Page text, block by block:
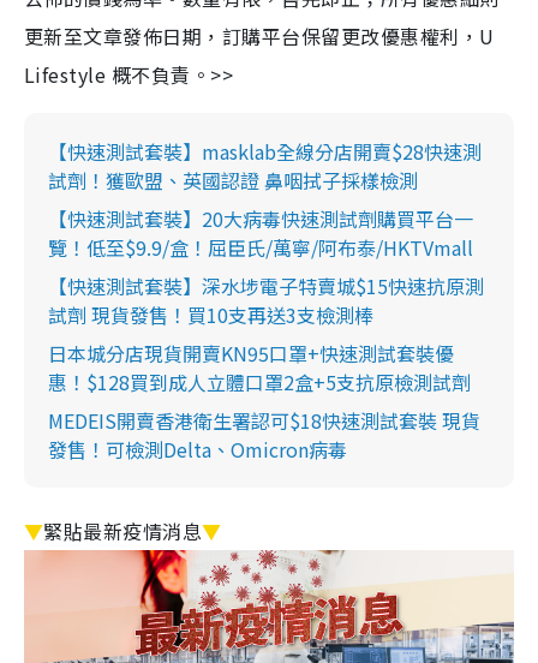
更新至文章發佈日期，訂購平台保留更改優惠權利，U
Lifestyle 概不負責。>>
【快速測試套裝】masklab全線分店開賣$28快速測
試劑！獲歐盟、英國認證 鼻咽拭子採樣檢測
【快速測試套裝】20大病毒快速測試劑購買平台一
覽！低至$9.9/盒！屈臣氏/萬寧/阿布泰/HKTVmall
【快速測試套裝】深水埗電子特賣城$15快速抗原測
試劑 現貨發售！買10支再送3支檢測棒
日本城分店現貨開賣KN95口罩+快速測試套裝優
惠！$128買到成人立體口罩2盒+5支抗原檢測試劑
MEDEIS開賣香港衛生署認可$18快速測試套裝 現貨
發售！可檢測Delta、Omicron病毒
▼緊貼最新疫情消息▼